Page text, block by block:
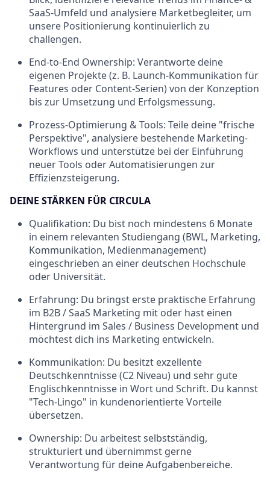
SaaS-Umfeld und analysiere Marketbegleiter, um
unsere Positionierung kontinuierlich zu
challengen.
End-to-End Ownership: Verantworte deine
eigenen Projekte (z. B. Launch-Kommunikation für
Features oder Content-Serien) von der Konzeption
bis zur Umsetzung und Erfolgsmessung.
Prozess-Optimierung & Tools: Teile deine "frische
Perspektive", analysiere bestehende Marketing-
Workflows und unterstütze bei der Einführung
neuer Tools oder Automatisierungen zur
Effizienzsteigerung.
DEINE STÄRKEN FÜR CIRCULA
Qualifikation: Du bist noch mindestens 6 Monate
in einem relevanten Studiengang (BWL, Marketing,
Kommunikation, Medienmanagement)
eingeschrieben an einer deutschen Hochschule
oder Universität.
Erfahrung: Du bringst erste praktische Erfahrung
im B2B / SaaS Marketing mit oder hast einen
Hintergrund im Sales / Business Development und
möchtest dich ins Marketing entwickeln.
Kommunikation: Du besitzt exzellente
Deutschkenntnisse (C2 Niveau) und sehr gute
Englischkenntnisse in Wort und Schrift. Du kannst
"Tech-Lingo" in kundenorientierte Vorteile
übersetzen.
Ownership: Du arbeitest selbstständig,
strukturiert und übernimmst gerne
Verantwortung für deine Aufgabenbereiche.